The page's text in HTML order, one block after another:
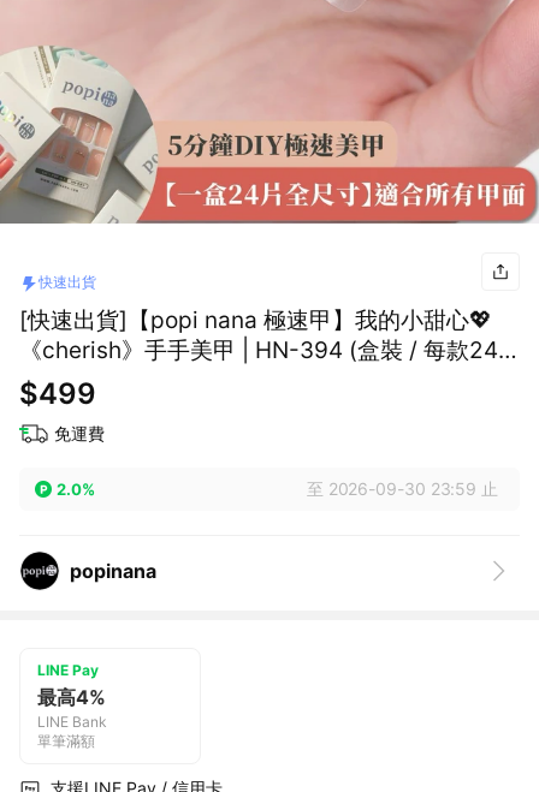
快速出貨
[快速出貨]【popi nana 極速甲】我的小甜心💖
《cherish》手手美甲 | HN-394 (盒裝 / 每款24
片) 告白禮物 浪漫禮物 七夕禮物 情人節禮物 美甲
貼片 閨蜜禮物
$499
免運費
2.0% 至 2026-09-30 23:59 止
popinana
LINE Pay
最高4%
LINE Bank
單筆滿額
支援LINE Pay / 信用卡